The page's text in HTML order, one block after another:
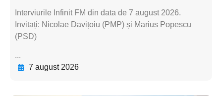
Interviurile Infinit FM din data de 7 august 2026.
Invitați: Nicolae Davițoiu (PMP) și Marius Popescu
(PSD)
...
7 august 2026